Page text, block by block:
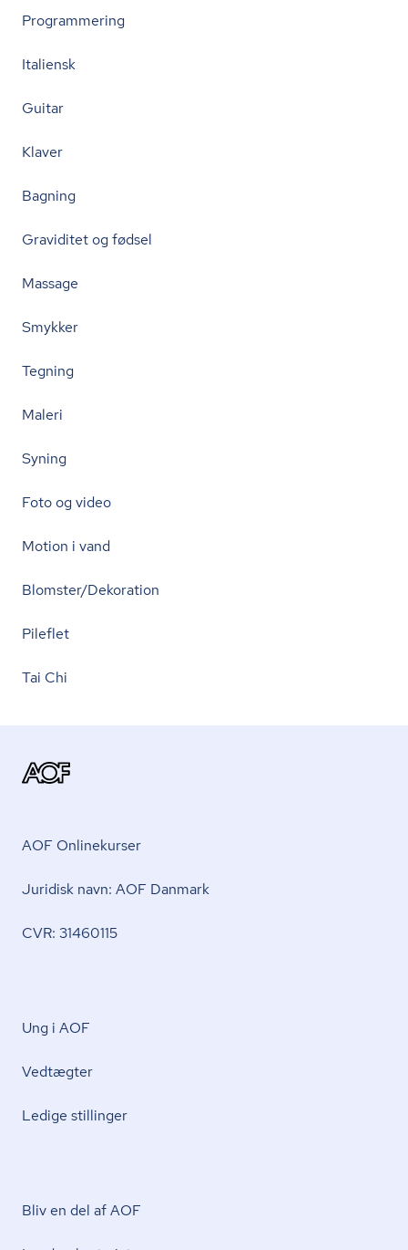
Programmering
Italiensk
Guitar
Klaver
Bagning
Graviditet og fødsel
Massage
Smykker
Tegning
Maleri
Syning
Foto og video
Motion i vand
Blomster/Dekoration
Pileflet
Tai Chi
AOF Onlinekurser
Juridisk navn: AOF Danmark
CVR: 31460115
Ung i AOF
Vedtægter
Ledige stillinger
Bliv en del af AOF